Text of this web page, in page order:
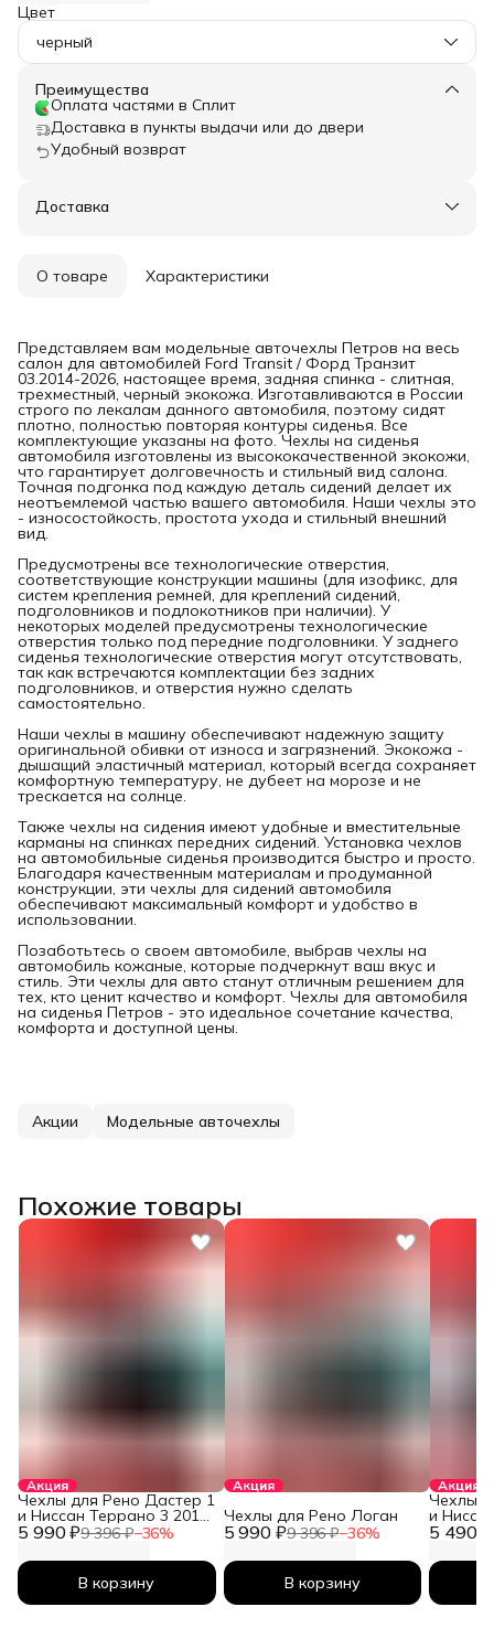
Цвет
черный
Преимущества
Оплата частями в Сплит
Доставка в пункты выдачи или до двери
Удобный возврат
Доставка
О товаре Характеристики
Представляем вам модельные авточехлы Петров на весь
салон для автомобилей Ford Transit / Форд Транзит
03.2014-2026, настоящее время, задняя спинка - слитная,
трехместный, черный экокожа. Изготавливаются в России
строго по лекалам данного автомобиля, поэтому сидят
плотно, полностью повторяя контуры сиденья. Все
комплектующие указаны на фото. Чехлы на сиденья
автомобиля изготовлены из высококачественной экокожи,
что гарантирует долговечность и стильный вид салона.
Точная подгонка под каждую деталь сидений делает их
неотъемлемой частью вашего автомобиля. Наши чехлы это
- износостойкость, простота ухода и стильный внешний
вид.
Предусмотрены все технологические отверстия,
соответствующие конструкции машины (для изофикс, для
систем крепления ремней, для креплений сидений,
подголовников и подлокотников при наличии). У
некоторых моделей предусмотрены технологические
отверстия только под передние подголовники. У заднего
сиденья технологические отверстия могут отсутствовать,
так как встречаются комплектации без задних
подголовников, и отверстия нужно сделать
самостоятельно.
Наши чехлы в машину обеспечивают надежную защиту
оригинальной обивки от износа и загрязнений. Экокожа -
дышащий эластичный материал, который всегда сохраняет
комфортную температуру, не дубеет на морозе и не
трескается на солнце.
Также чехлы на сидения имеют удобные и вместительные
карманы на спинках передних сидений. Установка чехлов
на автомобильные сиденья производится быстро и просто.
Благодаря качественным материалам и продуманной
конструкции, эти чехлы для сидений автомобиля
обеспечивают максимальный комфорт и удобство в
использовании.
Позаботьтесь о своем автомобиле, выбрав чехлы на
автомобиль кожаные, которые подчеркнут ваш вкус и
стиль. Эти чехлы для авто станут отличным решением для
тех, кто ценит качество и комфорт. Чехлы для автомобиля
на сиденья Петров - это идеальное сочетание качества,
комфорта и доступной цены.
Акции Модельные авточехлы
Похожие товары
Акция
5 990 ₽9 396 ₽−36%
Чехлы для Рено Дастер 1
и Ниссан Террано 3 2010-
2026
В корзину
Акция
5 990 ₽9 396 ₽−36%
Чехлы для Рено Логан
В корзину
Акция
5 490 ₽
Чехлы
и
2026